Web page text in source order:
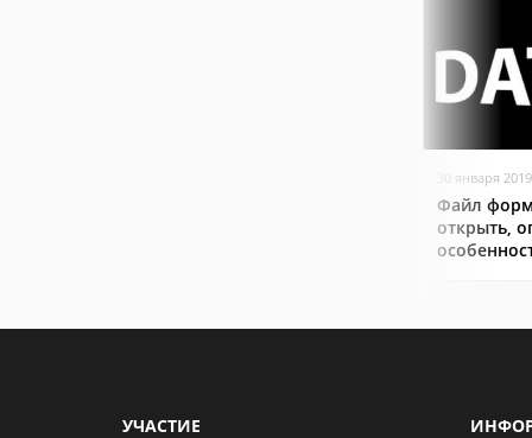
30 января 2019
Файл
открыть,
УЧАСТИЕ